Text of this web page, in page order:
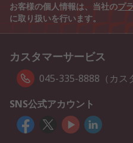
お客様の個人情報は、当社のプ
に取り扱いを行います。
カスタマーサービス
045-335-8888（カス
SNS公式アカウント